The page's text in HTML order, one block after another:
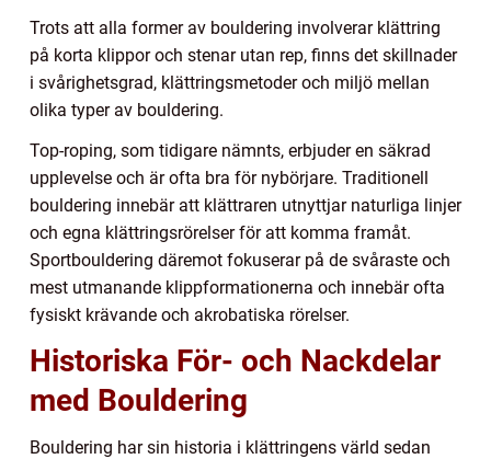
Trots att alla former av bouldering involverar klättring
på korta klippor och stenar utan rep, finns det skillnader
i svårighetsgrad, klättringsmetoder och miljö mellan
olika typer av bouldering.
Top-roping, som tidigare nämnts, erbjuder en säkrad
upplevelse och är ofta bra för nybörjare. Traditionell
bouldering innebär att klättraren utnyttjar naturliga linjer
och egna klättringsrörelser för att komma framåt.
Sportbouldering däremot fokuserar på de svåraste och
mest utmanande klippformationerna och innebär ofta
fysiskt krävande och akrobatiska rörelser.
Historiska För- och Nackdelar
med Bouldering
Bouldering har sin historia i klättringens värld sedan